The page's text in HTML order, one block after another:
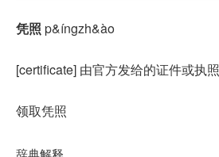
凭照 p&íngzh&ào
[certificate] 由官方发给的证件或执照
领取凭照
辞典解释